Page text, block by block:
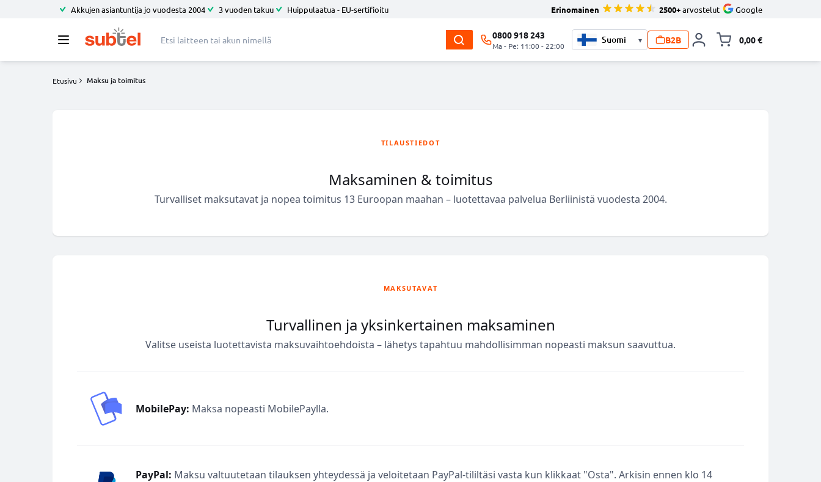
Akkujen asiantuntija jo vuodesta 2004 3 vuoden takuu Huippulaatua - EU-sertifioitu Erinomainen 2500+arvostelut Google
0800 918 243
Ma - Pe: 11:00 - 22:00
▾ B2B 0,00 €
Etusivu Maksu ja toimitus
TILAUSTIEDOT
Maksaminen & toimitus
Turvalliset maksutavat ja nopea toimitus 13 Euroopan maahan – luotettavaa palvelua Berliinistä vuodesta 2004.
MAKSUTAVAT
Turvallinen ja yksinkertainen maksaminen
Valitse useista luotettavista maksuvaihtoehdoista – lähetys tapahtuu mahdollisimman nopeasti maksun saavuttua.
MobilePay: Maksa nopeasti MobilePaylla.
PayPal: Maksu valtuutetaan tilauksen yhteydessä ja veloitetaan PayPal-tililtäsi vasta kun klikkaat "Osta". Arkisin ennen klo 14